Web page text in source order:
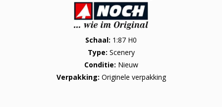
Schaal 1:87 H0
Type Scenery
Conditie Nieuw
Verpakking Originele verpakking